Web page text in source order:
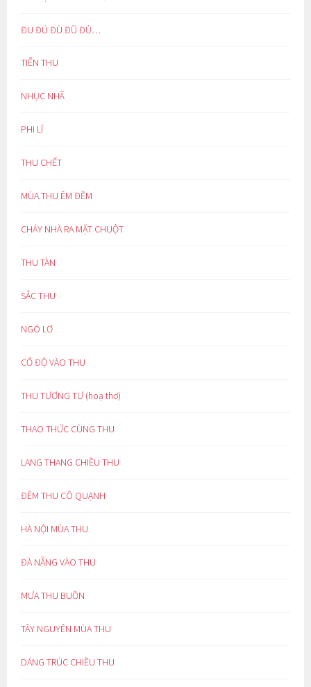
ĐU ĐÚ ĐÙ ĐŨ ĐỦ…
TIỄN THU
NHỤC NHÃ
PHI LÍ
THU CHẾT
MÙA THU ÊM ĐỀM
CHÁY NHÀ RA MẶT CHUỘT
THU TÀN
SẮC THU
NGÓ LƠ
CỔ ĐỘ VÀO THU
THU TƯƠNG TƯ (hoạ thơ)
THAO THỨC CÙNG THU
LANG THANG CHIỀU THU
ĐÊM THU CÔ QUẠNH
HÀ NỘI MÙA THU
ĐÀ NẴNG VÀO THU
MƯA THU BUỒN
TÂY NGUYÊN MÙA THU
DÁNG TRÚC CHIỀU THU